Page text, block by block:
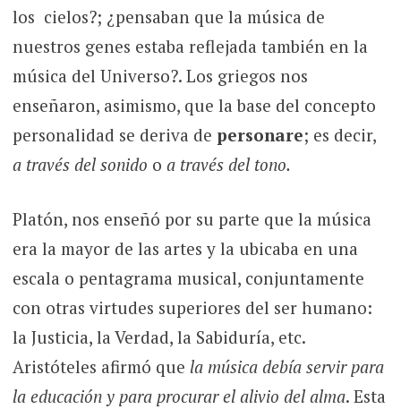
los cielos?; ¿pensaban que la música de
nuestros genes estaba reflejada también en la
música del Universo?. Los griegos nos
enseñaron, asimismo, que la base del concepto
personalidad se deriva de personare; es decir,
a través del sonido o a través del tono.
Platón, nos enseñó por su parte que la música
era la mayor de las artes y la ubicaba en una
escala o pentagrama musical, conjuntamente
con otras virtudes superiores del ser humano:
la Justicia, la Verdad, la Sabiduría, etc.
Aristóteles afirmó que la música debía servir para
la educación y para procurar el alivio del alma. Esta